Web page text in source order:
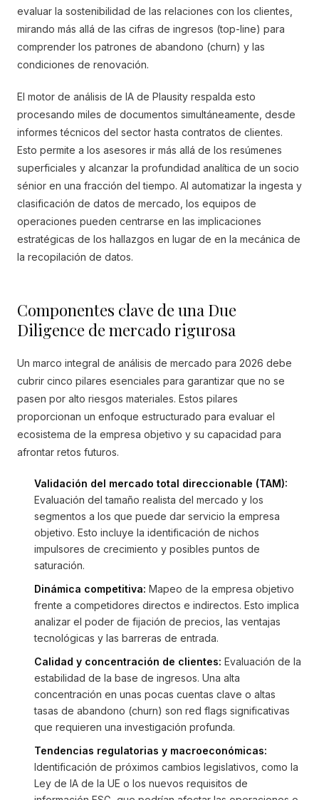
evaluar la sostenibilidad de las relaciones con los clientes,
mirando más allá de las cifras de ingresos (top-line) para
comprender los patrones de abandono (churn) y las
condiciones de renovación.
El motor de análisis de IA de Plausity respalda esto
procesando miles de documentos simultáneamente, desde
informes técnicos del sector hasta contratos de clientes.
Esto permite a los asesores ir más allá de los resúmenes
superficiales y alcanzar la profundidad analítica de un socio
sénior en una fracción del tiempo. Al automatizar la ingesta y
clasificación de datos de mercado, los equipos de
operaciones pueden centrarse en las implicaciones
estratégicas de los hallazgos en lugar de en la mecánica de
la recopilación de datos.
Componentes clave de una Due
Diligence de mercado rigurosa
Un marco integral de análisis de mercado para 2026 debe
cubrir cinco pilares esenciales para garantizar que no se
pasen por alto riesgos materiales. Estos pilares
proporcionan un enfoque estructurado para evaluar el
ecosistema de la empresa objetivo y su capacidad para
afrontar retos futuros.
Validación del mercado total direccionable (TAM):
Evaluación del tamaño realista del mercado y los
segmentos a los que puede dar servicio la empresa
objetivo. Esto incluye la identificación de nichos
impulsores de crecimiento y posibles puntos de
saturación.
Dinámica competitiva: Mapeo de la empresa objetivo
frente a competidores directos e indirectos. Esto implica
analizar el poder de fijación de precios, las ventajas
tecnológicas y las barreras de entrada.
Calidad y concentración de clientes: Evaluación de la
estabilidad de la base de ingresos. Una alta
concentración en unas pocas cuentas clave o altas
tasas de abandono (churn) son red flags significativas
que requieren una investigación profunda.
Tendencias regulatorias y macroeconómicas:
Identificación de próximos cambios legislativos, como la
Ley de IA de la UE o los nuevos requisitos de